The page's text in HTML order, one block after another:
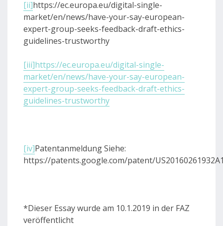
[ii]https://ec.europa.eu/digital-single-
market/en/news/have-your-say-european-
expert-group-seeks-feedback-draft-ethics-
guidelines-trustworthy
[iii]https://ec.europa.eu/digital-single-
market/en/news/have-your-say-european-
expert-group-seeks-feedback-draft-ethics-
guidelines-trustworthy
[iv]Patentanmeldung Siehe:
https://patents.google.com/patent/
*Dieser Essay wurde am 10.1.2019 in der FAZ
veröffentlicht